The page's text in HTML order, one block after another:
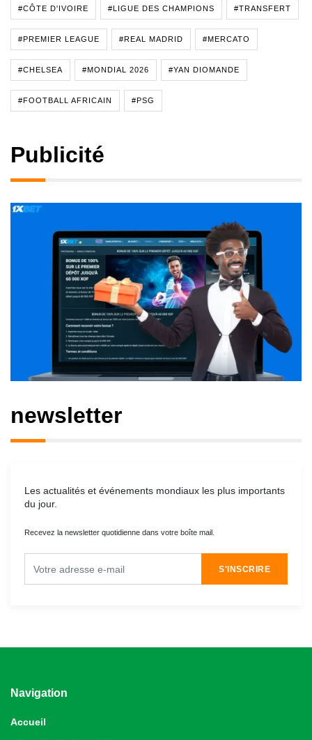
#CÔTE D'IVOIRE #LIGUE DES CHAMPIONS #TRANSFERT
#PREMIER LEAGUE #REAL MADRID #MERCATO
#CHELSEA #MONDIAL 2026 #YAN DIOMANDE
#FOOTBALL AFRICAIN #PSG
Publicité
newsletter
Les actualités et événements mondiaux les plus importants
du jour.
Recevez la newsletter quotidienne dans votre boîte mail.
S'INSCRIRE
Navigation
Accueil